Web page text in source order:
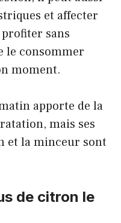
et affecter
sans
le consommer
moment.
apporte de la
mais ses
et la minceur sont
de citron le